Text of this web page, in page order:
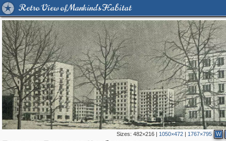
Retro View of Mankind's Habitat
Sizes:482×216 | 1050×472 | 1767×795 W